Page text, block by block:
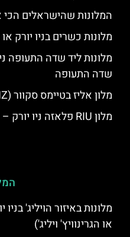
המלונות שהישראלים הכי
מלונות כשרים בניו יורק
מלונות ליד שדה התעופה
שדה התעופה
מלון אליז בטיימס סקוור (ALIZ) – סקירה
מלון RIU פלאזה ניו יורק – סקירה
מלונות באיזור הויליג' בניו
או הגרינוויץ' ויליג')